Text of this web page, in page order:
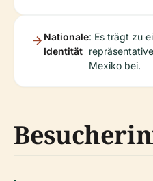
Nationale
Identität
: Es trägt zu
Mexiko bei.